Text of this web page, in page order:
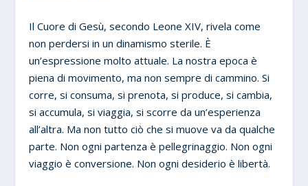
Il Cuore di Gesù, secondo Leone XIV, rivela come
non perdersi in un dinamismo sterile. È
un’espressione molto attuale. La nostra epoca è
piena di movimento, ma non sempre di cammino. Si
corre, si consuma, si prenota, si produce, si cambia,
si accumula, si viaggia, si scorre da un’esperienza
all’altra. Ma non tutto ciò che si muove va da qualche
parte. Non ogni partenza è pellegrinaggio. Non ogni
viaggio è conversione. Non ogni desiderio è libertà.